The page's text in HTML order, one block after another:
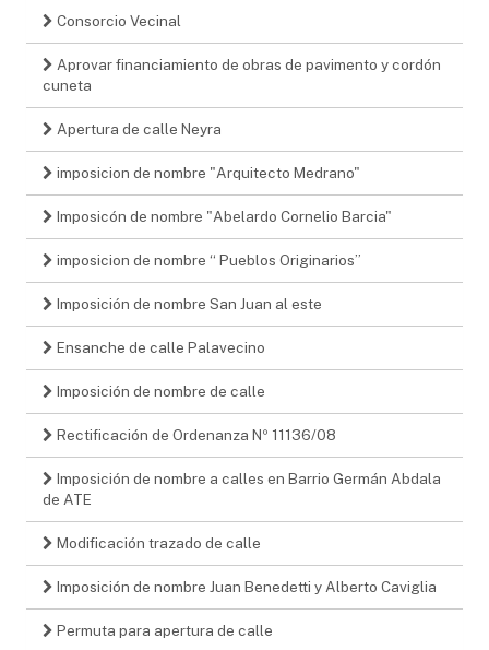
Consorcio Vecinal
Aprovar financiamiento de obras de pavimento y cordón
cuneta
Apertura de calle Neyra
imposicion de nombre "Arquitecto Medrano"
Imposicón de nombre "Abelardo Cornelio Barcia"
imposicion de nombre “ Pueblos Originarios”
Imposición de nombre San Juan al este
Ensanche de calle Palavecino
Imposición de nombre de calle
Rectificación de Ordenanza Nº 11136/08
Imposición de nombre a calles en Barrio Germán Abdala
de ATE
Modificación trazado de calle
Imposición de nombre Juan Benedetti y Alberto Caviglia
Permuta para apertura de calle